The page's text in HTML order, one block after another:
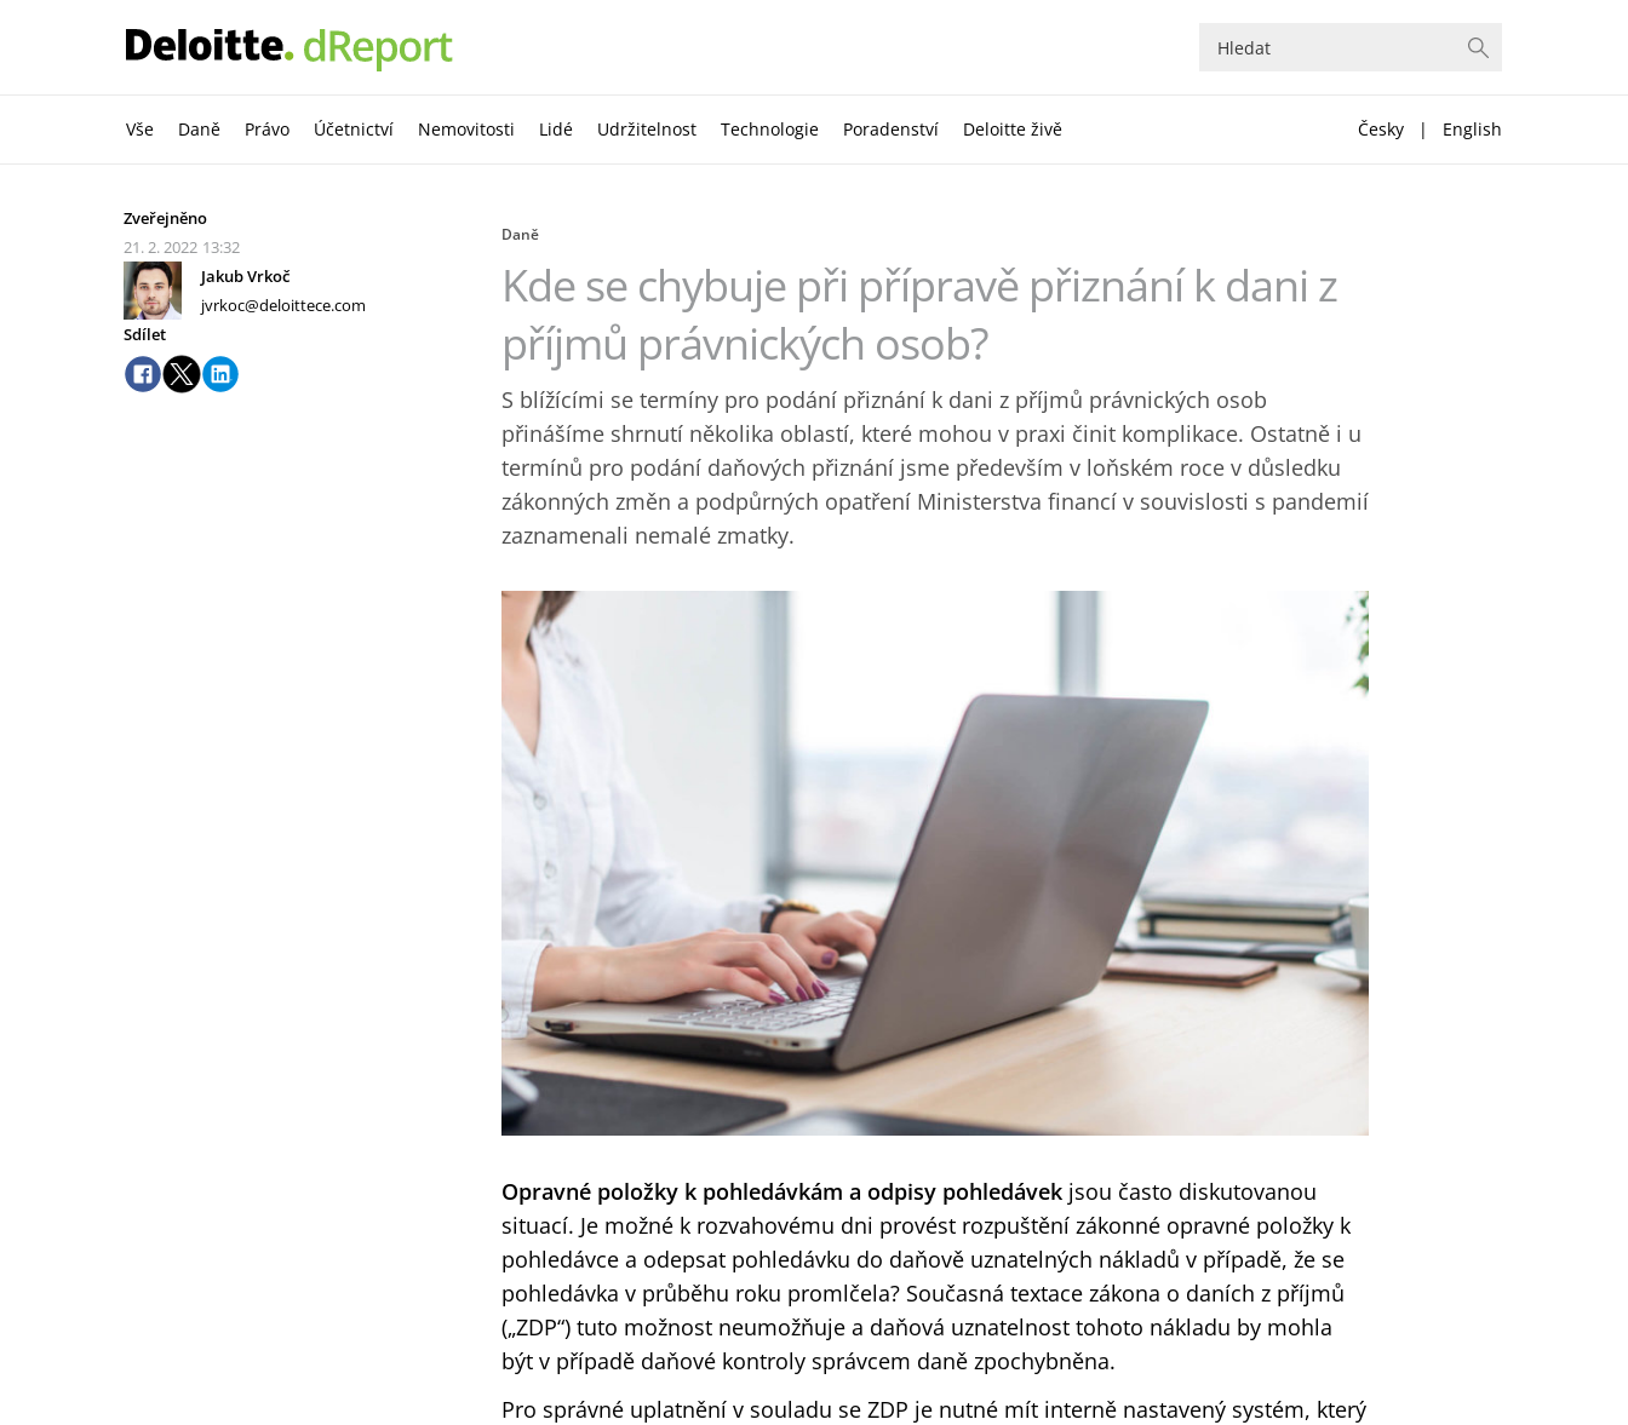
Vše Daně Právo Účetnictví Nemovitosti Lidé Udržitelnost Technologie Poradenství Deloitte živě Česky | English
Zveřejněno
21. 2. 2022 13:32
Jakub Vrkoč
jvrkoc@deloittece.com
Sdílet
Daně
Kde se chybuje při přípravě přiznání k dani z
příjmů právnických osob?
S blížícími se termíny pro podání přiznání k dani z příjmů právnických osob
přinášíme shrnutí několika oblastí, které mohou v praxi činit komplikace. Ostatně i u
termínů pro podání daňových přiznání jsme především v loňském roce v důsledku
zákonných změn a podpůrných opatření Ministerstva financí v souvislosti s pandemií
zaznamenali nemalé zmatky.
Opravné položky k pohledávkám a odpisy pohledávek jsou často diskutovanou
situací. Je možné k rozvahovému dni provést rozpuštění zákonné opravné položky k
pohledávce a odepsat pohledávku do daňově uznatelných nákladů v případě, že se
pohledávka v průběhu roku promlčela? Současná textace zákona o daních z příjmů
(„ZDP“) tuto možnost neumožňuje a daňová uznatelnost tohoto nákladu by mohla
být v případě daňové kontroly správcem daně zpochybněna.
Pro správné uplatnění v souladu se ZDP je nutné mít interně nastavený systém, který